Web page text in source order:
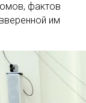
фактов
им